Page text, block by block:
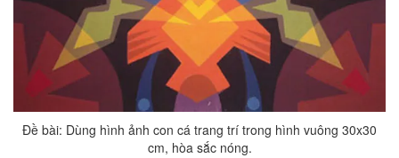
Đề bài: Dùng hình ảnh con cá trang trí trong hình vuông 30x30
cm, hòa sắc nóng.